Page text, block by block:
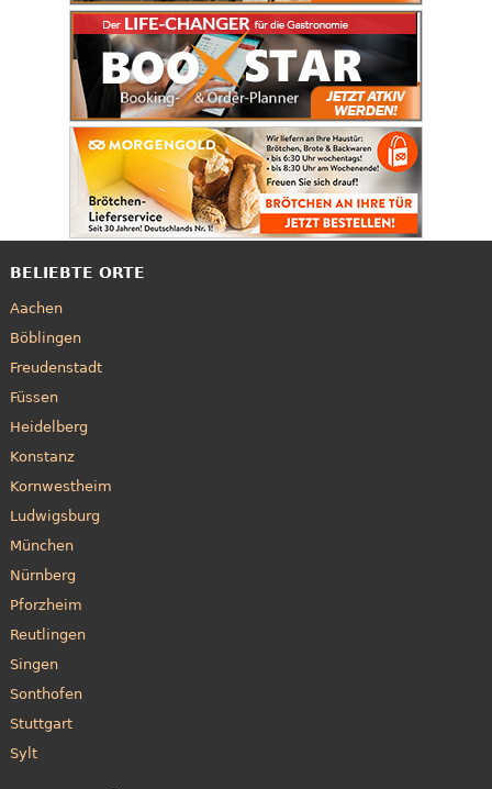
BELIEBTE ORTE
Aachen
Böblingen
Freudenstadt
Füssen
Heidelberg
Konstanz
Kornwestheim
Ludwigsburg
München
Nürnberg
Pforzheim
Reutlingen
Singen
Sonthofen
Stuttgart
Sylt